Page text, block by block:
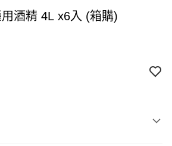
用酒精 4L x6入 (箱購)